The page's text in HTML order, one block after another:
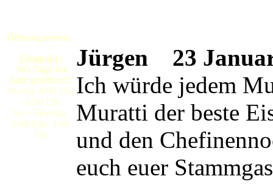
Öffnungszeiten:
Gloggnitz:
365 Tage im
Jahr geöffnet!!!
Mo-Sa: 8:00 Uhr
- 1:00 Uhr
So + Feiertag:
9:00 Uhr- 1:00
Uh
Jürgen
23
Ich würde jedem
Muratti der beste
und den
euch euer